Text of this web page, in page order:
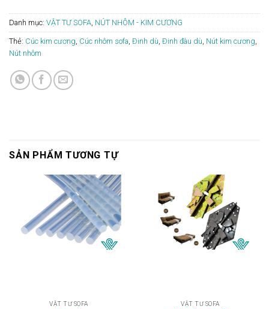
Danh mục: VẬT TƯ SOFA NÚT NHÔM - KIM CƯƠNG
Thẻ: Cúc kim cương Cúc nhôm sofa Đinh dù Đinh đàu dù Nút kim cương
Nút nhôm
SẢN PHẨM TƯƠNG TỰ
VẬT TƯ SOFA VẬT TƯ SOFA